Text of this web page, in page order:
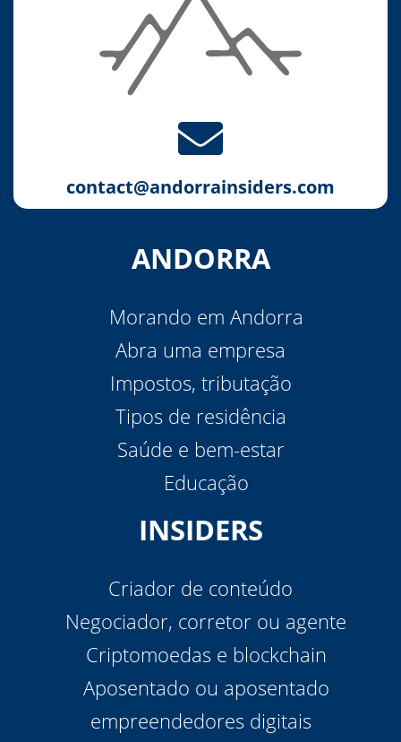
contact@andorrainsiders.com
ANDORRA
Morando em Andorra
Abra uma empresa
Impostos, tributação
Tipos de residência
Saúde e bem-estar
Educação
INSIDERS
Criador de conteúdo
Negociador, corretor ou agente
Criptomoedas e blockchain
Aposentado ou aposentado
empreendedores digitais